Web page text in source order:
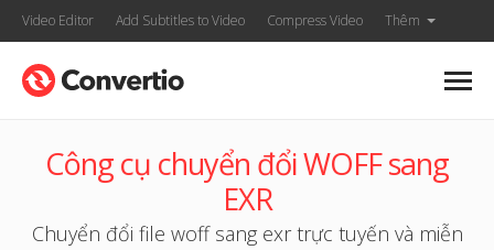
Video Editor Add Subtitles to Video Compress Video Thêm
Công cụ chuyển đổi WOFF sang
EXR
Chuyển đổi file woff sang exr trực tuyến và miễn